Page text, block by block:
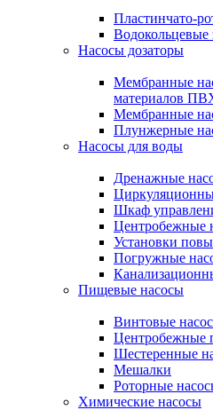
Пластинчато-
Водокольцевые
Насосы дозаторы
Мембранные
материалов
Мембранные
Плунжерные
Насосы для воды
Дренажные
Шкаф
Центробежные
Установки
Погружные
Пищевые насосы
Винтовые
Центробежные
Шестеренные
Мешалки
Роторные
Химические насосы